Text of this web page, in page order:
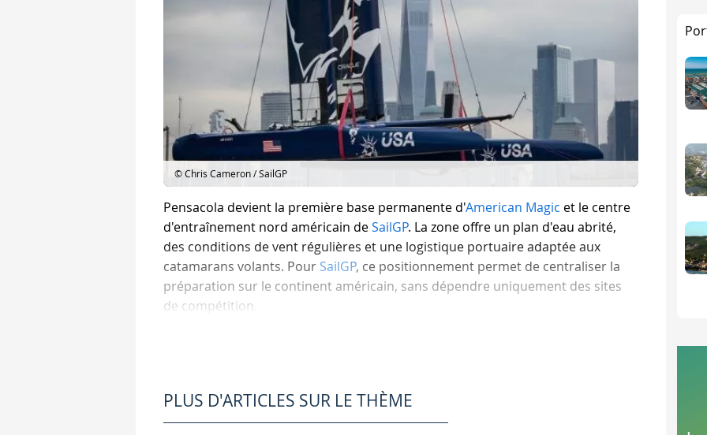
© Chris Cameron / SailGP
Pensacola devient la première base permanente d'American Magic et le centre
d'entraînement nord américain deSailGP. La zone offre un plan d'eau abrité,
des conditions de vent régulières et une logistique portuaire adaptée aux
catamarans volants. Pour SailGP, ce positionnement permet de centraliser la
préparation sur le continent américain, sans dépendre uniquement des sites
de compétition.
La base de Pensacola fonctionnera comme une installation mutualisée, gérée par
Les entraînements sur l'eau et les opérations à terre seront regroupés sur un même
PLUS D'ARTICLES SUR LE THÈME